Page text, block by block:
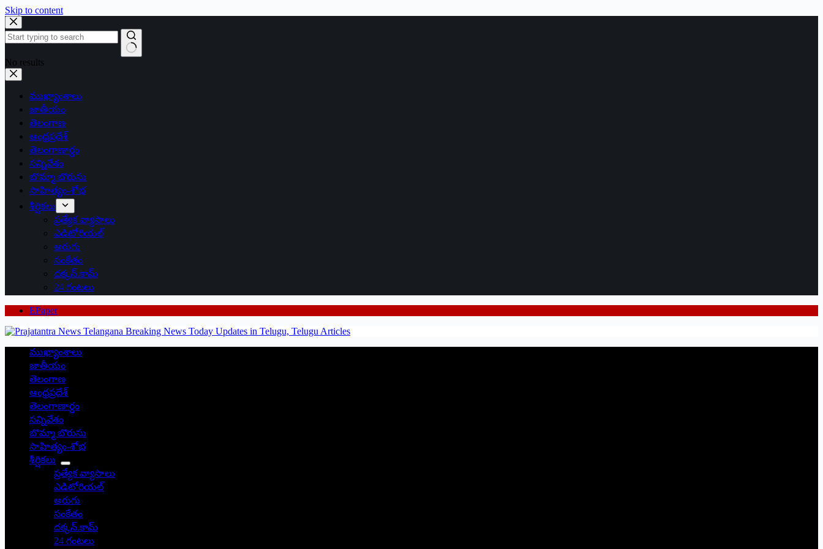
Skip to content
No results
ముఖ్యాంశాలు
జాతీయం
తెలంగాణ
ఆంధ్రప్రదేశ్
తెలంగాణార్థం
సన్నివేశం
బొమ్మా బొరుసు
సాహిత్యం-శోభ
శీర్షికలు
ప్రత్యేక వ్యాసాలు
ఎడిటోరియల్
అరుగు
సంకేతం
దక్కన్.కామ్
24 గంటలు
EPaper
ముఖ్యాంశాలు
జాతీయం
తెలంగాణ
ఆంధ్రప్రదేశ్
తెలంగాణార్థం
సన్నివేశం
బొమ్మా బొరుసు
సాహిత్యం-శోభ
శీర్షికలు
ప్రత్యేక వ్యాసాలు
ఎడిటోరియల్
అరుగు
సంకేతం
దక్కన్.కామ్
24 గంటలు